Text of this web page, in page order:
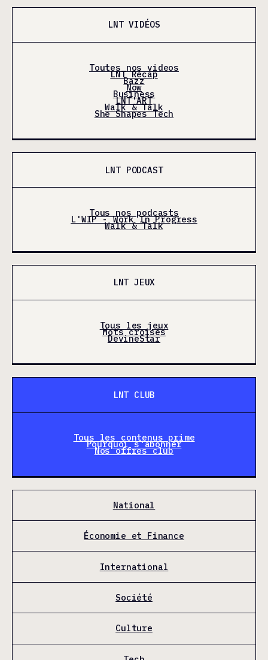
LNT VIDÉOS
Toutes nos videos
LNT Récap
Bazz
Now
Business
LNT'ART
Walk & Talk
She Shapes Tech
LNT PODCAST
Tous nos podcasts
L'WIP - Work In Progress
Walk & Talk
LNT JEUX
Tous les jeux
Mots croisés
DevineStar
LNT CLUB
Tous les contenus prime
Pourquoi s'abonner
Nos offres club
National
Économie et Finance
International
Société
Culture